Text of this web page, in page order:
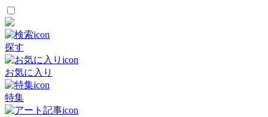
探す
お気に入り
特集